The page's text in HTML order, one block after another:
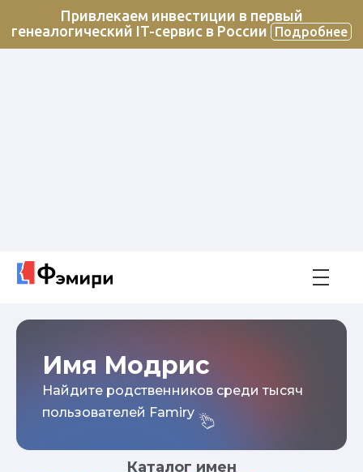
Привлекаем инвестиции в первый
генеалогический IT-сервис в России
Подробнее
Имя Модрис
Найдите родственников среди тысяч
пользователей Famiry
Каталог имен